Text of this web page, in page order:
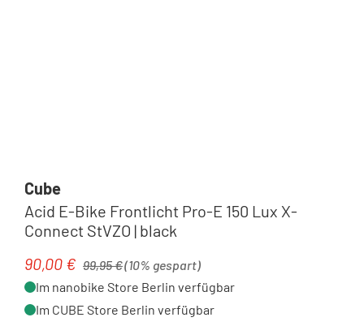
Cube
Acid E-Bike Frontlicht Pro-E 150 Lux X-
Connect StVZO | black
Verkaufspreis:
90,00 € Regulärer Preis:
99,95 €(10% gespart)
Im nanobike Store Berlin verfügbar
Im CUBE Store Berlin verfügbar